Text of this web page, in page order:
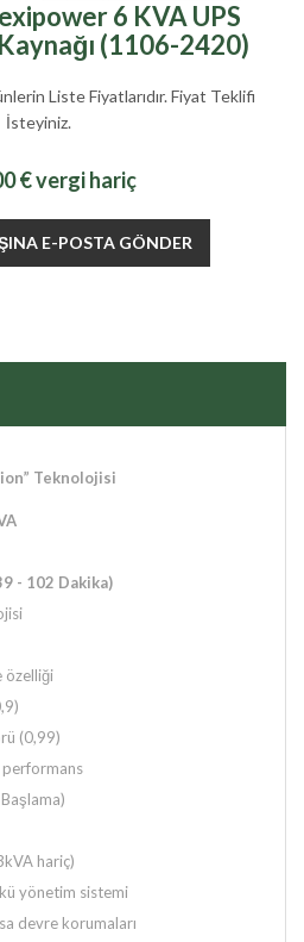
6 KVA UPS
(1106-2420)
Liste Fiyatlarıdır. Fiyat Teklifi
İsteyiniz.
€ vergi hariç
Teknolojisi
- 102 Dakika)
özelliği
(0,99)
performans
hariç)
yönetim sistemi
devre korumaları